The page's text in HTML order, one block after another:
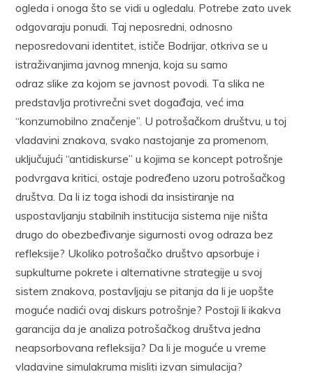
ogleda i onoga što se vidi u ogledalu. Potrebe zato uvek
odgovaraju ponudi. Taj neposredni, odnosno
neposredovani identitet, ističe Bodrijar, otkriva se u
istraživanjima javnog mnenja, koja su samo
odraz slike za kojom se javnost povodi. Ta slika ne
predstavlja protivrečni svet događaja, već ima
“konzumobilno značenje”. U potrošačkom društvu, u toj
vladavini znakova, svako nastojanje za promenom,
uključujući “antidiskurse” u kojima se koncept potrošnje
podvrgava kritici, ostaje podređeno uzoru potrošačkog
društva. Da li iz toga ishodi da insistiranje na
uspostavljanju stabilnih institucija sistema nije ništa
drugo do obezbeđivanje sigurnosti ovog odraza bez
refleksije? Ukoliko potrošačko društvo apsorbuje i
supkulturne pokrete i alternativne strategije u svoj
sistem znakova, postavljaju se pitanja da li je uopšte
moguće nadići ovaj diskurs potrošnje? Postoji li ikakva
garancija da je analiza potrošačkog društva jedna
neapsorbovana refleksija? Da li je moguće u vreme
vladavine simulakruma misliti izvan simulacija?